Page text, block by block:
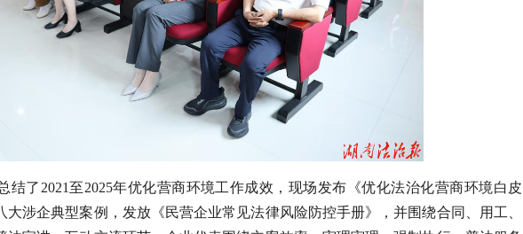
结了2021至2025年优化营商环境工作成效，现场发布《优化法治化营商环境白皮
涉企典型案例，发放《民营企业常见法律风险防控手册》，并围绕合同、用工、